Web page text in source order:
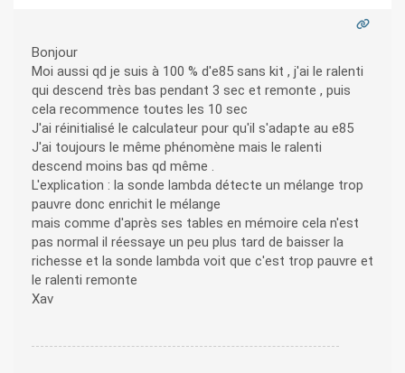
Bonjour
Moi aussi qd je suis à 100 % d'e85 sans kit , j'ai le ralenti
qui descend très bas pendant 3 sec et remonte , puis
cela recommence toutes les 10 sec
J'ai réinitialisé le calculateur pour qu'il s'adapte au e85
J'ai toujours le même phénomène mais le ralenti
descend moins bas qd même .
L'explication : la sonde lambda détecte un mélange trop
pauvre donc enrichit le mélange
mais comme d'après ses tables en mémoire cela n'est
pas normal il réessaye un peu plus tard de baisser la
richesse et la sonde lambda voit que c'est trop pauvre et
le ralenti remonte
Xav